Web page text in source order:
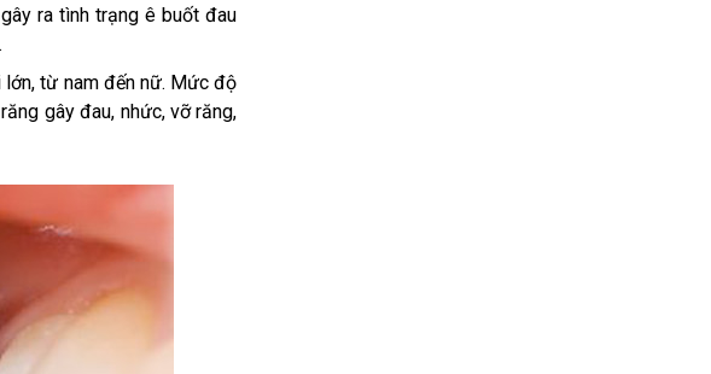
ra tình trạng ê buốt đau
từ nam đến nữ. Mức độ
gây đau, nhức, vỡ răng,